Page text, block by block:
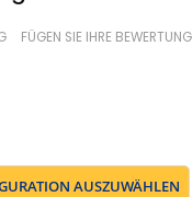
FÜGEN SIE IHRE
AUSZUWÄHLEN